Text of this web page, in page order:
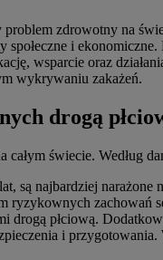
zdrowotny na
społeczne i
wsparcie oraz
wykrywaniu zakażeń.
drogą
całym świecie.
są najbardziej
ryzykownych zachowań
drogą płciową.
i